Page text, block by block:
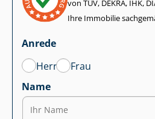
von TÜV, DEKRA, IHK,
Ihre Immobilie
Anrede
Herr
Frau
Name